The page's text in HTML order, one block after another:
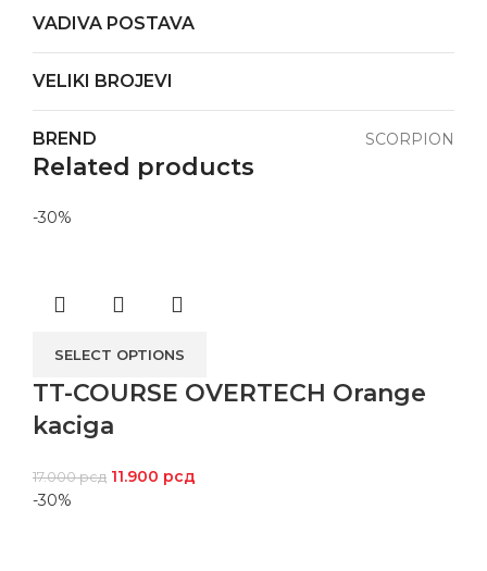
VADIVA POSTAVA
VELIKI BROJEVI
BREND SCORPION
Related products
-30%
SELECT OPTIONS
TT-COURSE OVERTECH Orange
kaciga
17.000рсд 11.900 рсд
-30%